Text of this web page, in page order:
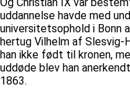
uddannelse havde med
universitetsophold i
hertug Vilhelm af Slesvig-
han ikke født til kronen,
uddøde blev han
1863.